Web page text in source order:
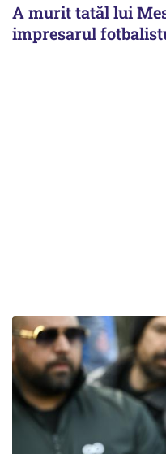
A murit tatăl lui
impresarul